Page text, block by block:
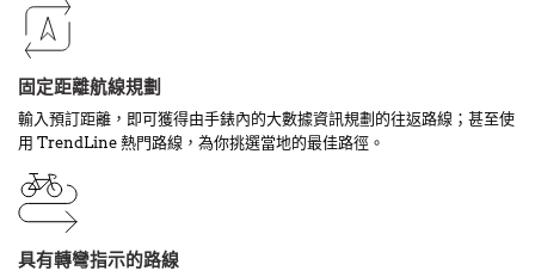
固定距離航線規劃
輸入預訂距離，即可獲得由手錶內的大數據資訊規劃的往返路線；甚至使
用 TrendLine 熱門路線，為你挑選當地的最佳路徑。
具有轉彎指示的路線